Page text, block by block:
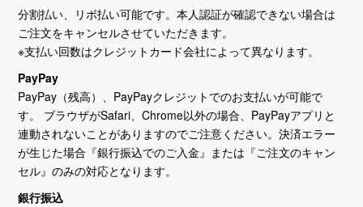
分割払い、リボ払い可能です。本人認証が確認できない場合は
ご注文をキャンセルさせていただきます。
※支払い回数はクレジットカード会社によって異なります。
PayPay
PayPay（残高）、PayPayクレジットでのお支払いが可能で
す。 ブラウザがSafari、Chrome以外の場合、PayPayアプリと
連動されないことがありますのでご注意ください。決済エラー
が生じた場合『銀行振込でのご入金』または『ご注文のキャン
セル』のみの対応となります。
銀行振込